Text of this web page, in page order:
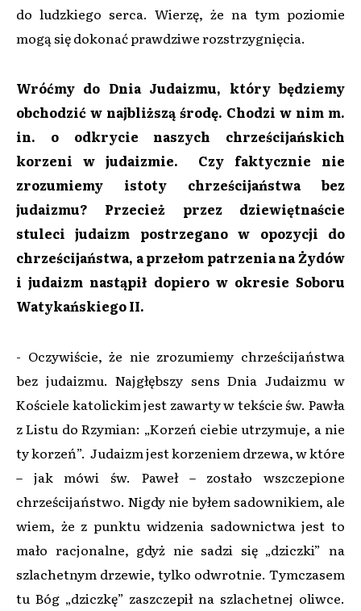
do ludzkiego serca. Wierzę, że na tym poziomie
mogą się dokonać prawdziwe rozstrzygnięcia.
Wróćmy do Dnia Judaizmu, który będziemy
obchodzić w najbliższą środę. Chodzi w nim m.
in. o odkrycie naszych chrześcijańskich
korzeni w judaizmie. Czy faktycznie nie
zrozumiemy istoty chrześcijaństwa bez
judaizmu? Przecież przez dziewiętnaście
stuleci judaizm postrzegano w opozycji do
chrześcijaństwa, a przełom patrzenia na Żydów
i judaizm nastąpił dopiero w okresie Soboru
Watykańskiego II.
- Oczywiście, że nie zrozumiemy chrześcijaństwa
bez judaizmu. Najgłębszy sens Dnia Judaizmu w
Kościele katolickim jest zawarty w tekście św. Pawła
z Listu do Rzymian: „Korzeń ciebie utrzymuje, a nie
ty korzeń”. Judaizm jest korzeniem drzewa, w które
– jak mówi św. Paweł – zostało wszczepione
chrześcijaństwo. Nigdy nie byłem sadownikiem, ale
wiem, że z punktu widzenia sadownictwa jest to
mało racjonalne, gdyż nie sadzi się „dziczki” na
szlachetnym drzewie, tylko odwrotnie. Tymczasem
tu Bóg „dziczkę” zaszczepił na szlachetnej oliwce.